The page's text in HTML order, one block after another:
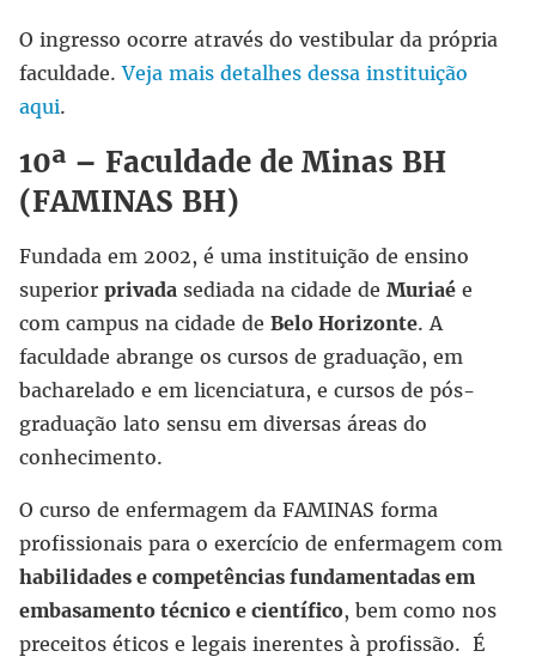
O ingresso ocorre através do vestibular da própria
faculdade.Veja mais detalhes dessa instituição
aqui.
10ª – Faculdade de Minas BH
(FAMINAS BH)
Fundada em 2002, é uma instituição de ensino
superior privada sediada na cidade de Muriaé e
com campus na cidade de Belo Horizonte. A
faculdade abrange os cursos de graduação, em
bacharelado e em licenciatura, e cursos de pós-
graduação lato sensu em diversas áreas do
conhecimento.
O curso de enfermagem da FAMINAS forma
profissionais para o exercício de enfermagem com
habilidades e competências fundamentadas em
embasamento técnico e científico, bem como nos
preceitos éticos e legais inerentes à profissão. É